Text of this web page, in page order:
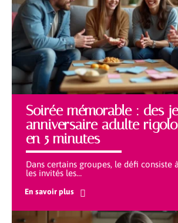
Soirée mémorable : des
anniversaire adulte
en 5 minutes
Dans certains groupes, le défi consiste
les invités les…
En savoir plus